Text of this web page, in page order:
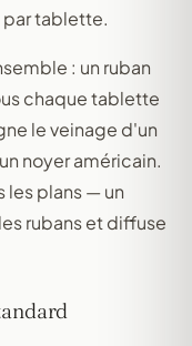
tablette.
: un ruban
chaque tablette
le veinage d'un
noyer américain.
plans — un
rubans et diffuse